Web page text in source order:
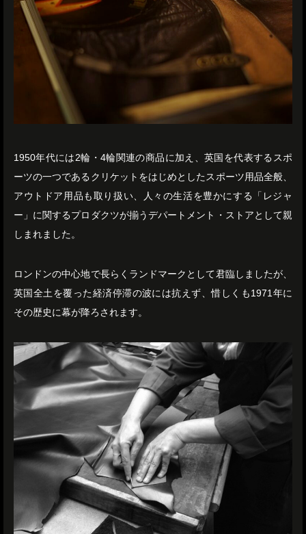
1950年代には2輪・4輪関連の商品に加え、英国を代表するスポ
ーツの一つであるクリケットをはじめとしたスポーツ用品全般、
アウトドア用品も取り扱い、人々の生活を豊かにする「レジャ
ー」に関するプロダクツが揃うデパートメント・ストアとして親
しまれました。
ロンドンの中心地で長らくランドマークとして君臨しましたが、
英国全土を覆った経済停滞の波には抗えず、惜しくも1971年に
その歴史に幕が降ろされます。